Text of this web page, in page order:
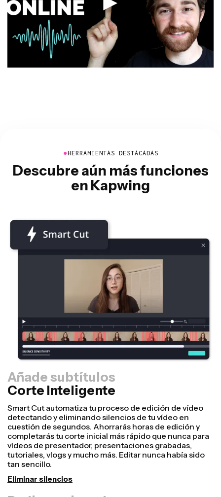
●HERRAMIENTAS DESTACADAS
Descubre aún más funciones
en Kapwing
Añade subtítulos
Corte Inteligente
Redimensionador
¡Reutiliza vídeos más rápido y hazlos parecer más
profesionales con nuestra función de Resize Canvas!
En solo unos clics, puedes coger un único vídeo y
ajustarlo al tamaño perfecto para cualquier otra
plataforma, ya sea para TikTok, Youtube, Instagram,
Twitter, Linkedin o cualquier otro sitio.
Redimensionar vídeo